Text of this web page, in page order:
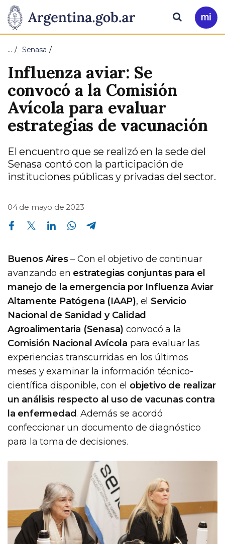
Presidencia
de
la
Nación
Pasar al contenido principal
Ir
a
Buscar
… Senasa
Influenza aviar: Se
convocó a la Comisión
Avícola para evaluar
estrategias de vacunación
El encuentro que se realizó en la sede del
Senasa contó con la participación de
instituciones públicas y privadas del sector.
04 de mayo de 2023
Compartir en Facebook Compartir en Twitter Compartir en Linkedin Compartir en Whatsapp
Buenos Aires– Con el objetivo de continuar
avanzando en estrategias conjuntas para el
manejo de la emergencia por Influenza Aviar
Altamente Patógena (IAAP), elServicio
Nacional de Sanidad y Calidad
Agroalimentaria (Senasa) convocó a la
Comisión Nacional Avícola para evaluar las
experiencias transcurridas en los últimos
meses y examinar la información técnico-
científica disponible, con el objetivo de realizar
un análisis respecto al uso de vacunas contra
la enfermedad. Además se acordó
confeccionar un documento de diagnóstico
para la toma de decisiones.